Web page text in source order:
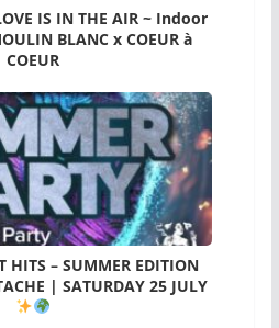
IS IN THE AIR ~ Indoor
BLANC x COEUR à
COEUR
HITS – SUMMER EDITION
| SATURDAY 25 JULY